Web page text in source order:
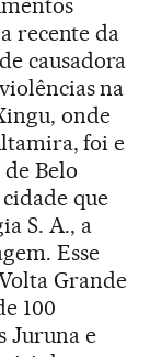
recente da
causadora
na
onde
foi e
Belo
que
S. A., a
Esse
Grande
100
Juruna e